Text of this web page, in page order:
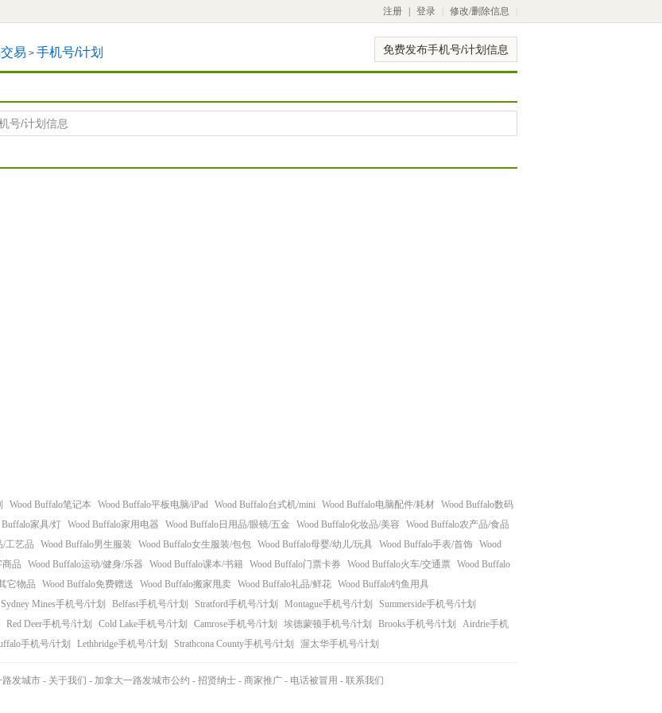
注册 登录 修改/删除信息
易 > 手机号/计划 免费发布手机号/计划信息
号/计划信息
Wood Buffalo笔记本 Wood Buffalo平板电脑/iPad Wood Buffalo台式机/mini Wood Buffalo电脑配件/耗材 Wood Buffalo数码
Buffalo家具/灯 Wood Buffalo家用电器 Wood Buffalo日用品/眼镜/五金 Wood Buffalo化妆品/美容
Wood Buffalo农产品/食品
/工艺品 Wood Buffalo男生服装 Wood Buffalo女生服装/包包 Wood Buffalo母婴/幼儿/玩具 Wood Buffalo手表/首饰
Wood
商品 Wood Buffalo运动/健身/乐器 Wood Buffalo课本/书籍 Wood Buffalo门票卡券 Wood Buffalo火车/交通票 Wood Buffalo
它物品 Wood Buffalo免费赠送 Wood Buffalo搬家甩卖 Wood Buffalo礼品/鲜花 Wood Buffalo钓鱼用具
Sydney Mines手机号/计划 Belfast手机号/计划 Stratford手机号/计划 Montague手机号/计划
Summerside手机号/计划
Red Deer手机号/计划 Cold Lake手机号/计划 Camrose手机号/计划 埃德蒙顿手机号/计划 Brooks手机号/计划
Airdrie手机
手机号/计划 Lethbridge手机号/计划 Strathcona County手机号/计划 渥太华手机号/计划
路发城市 - 关于我们 - 加拿大一路发城市公约 - 招贤纳士- 商家推广- 电话被冒用 - 联系我们